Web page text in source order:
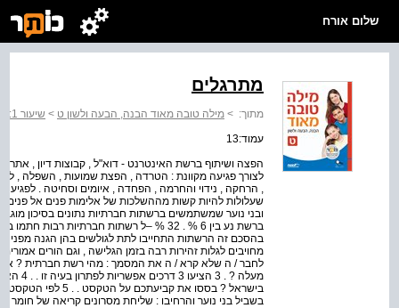
שלום אורח
מתרגלים
מתוך: > מילה טובה מאוד הבנה, הבעה ולשון ט > שיעור 1: חזרה
עמוד:13
הפצה ושיתוף ברשת האינטרנט - דוא"ל , קבוצות דיון ,
לצורך פגיעה מקוונת : הטרדה , הפצת שמועות , השפלה ,
, הרחקה , נידוי והחרמה , הפחדה , איומים וסחיטה . לפגיעה
שעלולות להיות קשות מההשלכות של אלימות פנים אל פנים
ובני נוער שמשתמשים ברשתות חברתיות נתונים בסיכון
בהסכם זה הרשתות התחייבו לתת לגולשים בהן הגנה מפני
מעלה ?
בישראל ? בססו את
בשביל בני נוער והרחיבו : שליחת מסרונים קריאה של חומר